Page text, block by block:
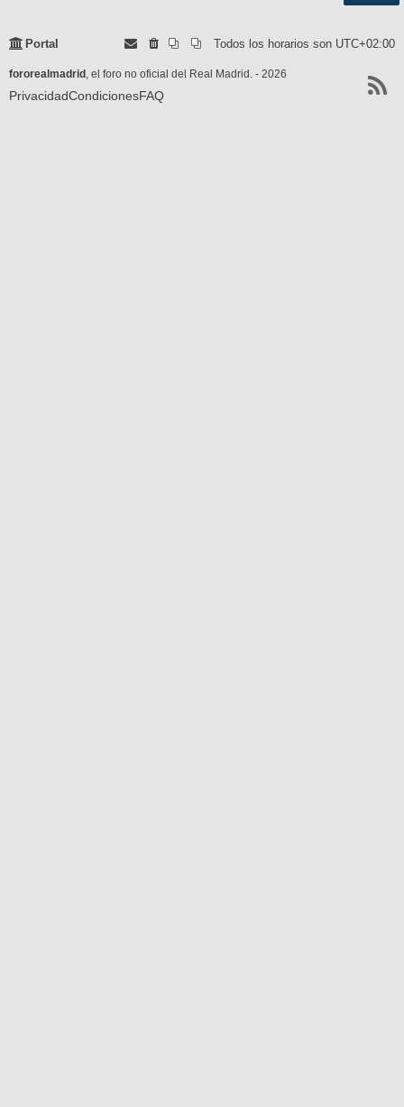
Portal Todos los horarios son UTC+02:00
fororealmadrid , el foro no oficial del Real Madrid. - 2026
PrivacidadCondicionesFAQ